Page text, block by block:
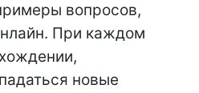
вопросов,
При каждом
новые